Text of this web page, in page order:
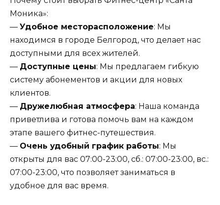
Моника»:
— Удобное месторасположение: Мы
находимся в городе Белгород, что делает нас
доступными для всех жителей.
— Доступные цены: Мы предлагаем гибкую
систему абонементов и акции для новых
клиентов.
— Дружелюбная атмосфера: Наша команда
приветлива и готова помочь вам на каждом
этапе вашего фитнес-путешествия.
— Очень удобный график работы: Мы
открыты для вас 07:00-23:00, сб.: 07:00-23:00, вс.:
07:00-23:00, что позволяет заниматься в
удобное для вас время.